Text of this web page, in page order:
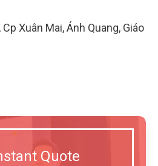
Xuân Mai, Ánh Quang, Giáo
Quote